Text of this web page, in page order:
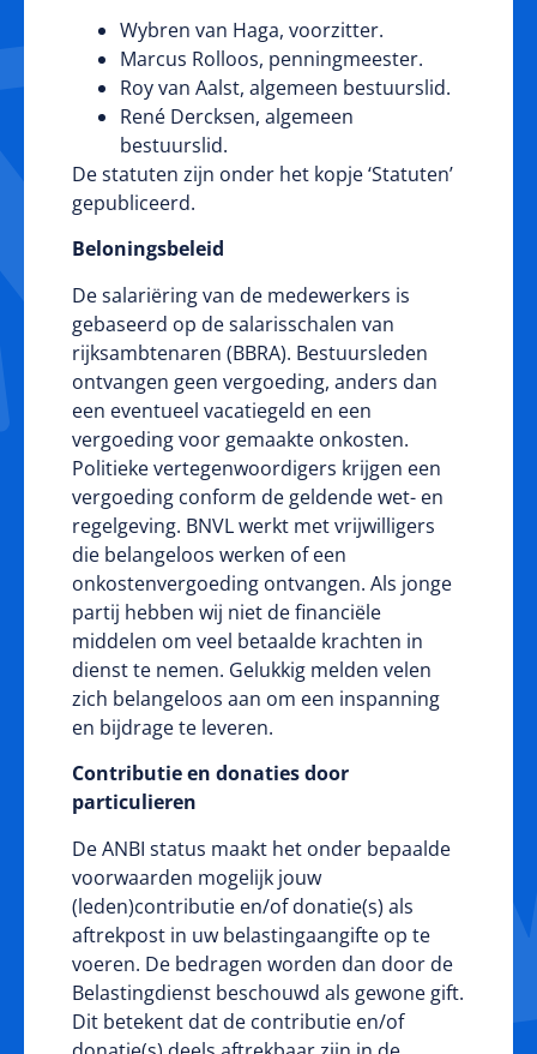
Wybren van Haga, voorzitter.
Marcus Rolloos, penningmeester.
Roy van Aalst, algemeen bestuurslid.
René Dercksen, algemeen
bestuurslid.
De statuten zijn onder het kopje ‘Statuten’
gepubliceerd.
Beloningsbeleid
De salariëring van de medewerkers is
gebaseerd op de salarisschalen van
rijksambtenaren (BBRA). Bestuursleden
ontvangen geen vergoeding, anders dan
een eventueel vacatiegeld en een
vergoeding voor gemaakte onkosten.
Politieke vertegenwoordigers krijgen een
vergoeding conform de geldende wet- en
regelgeving. BNVL werkt met vrijwilligers
die belangeloos werken of een
onkostenvergoeding ontvangen. Als jonge
partij hebben wij niet de financiële
middelen om veel betaalde krachten in
dienst te nemen. Gelukkig melden velen
zich belangeloos aan om een inspanning
en bijdrage te leveren.
Contributie en donaties door
particulieren
De ANBI status maakt het onder bepaalde
voorwaarden mogelijk jouw
(leden)contributie en/of donatie(s) als
aftrekpost in uw belastingaangifte op te
voeren. De bedragen worden dan door de
Belastingdienst beschouwd als gewone gift.
Dit betekent dat de contributie en/of